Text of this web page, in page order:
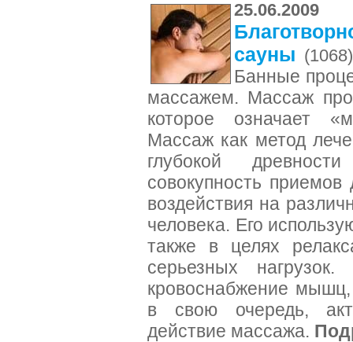
25.06.2009
сауны (1068)
Банные
массажем. Массаж
которое означает
Массаж как метод
глубокой
совокупность приемов
воздействия на
человека. Его
также в целях
серьезных
кровоснабжение мышц,
в свою очередь,
действие массажа.